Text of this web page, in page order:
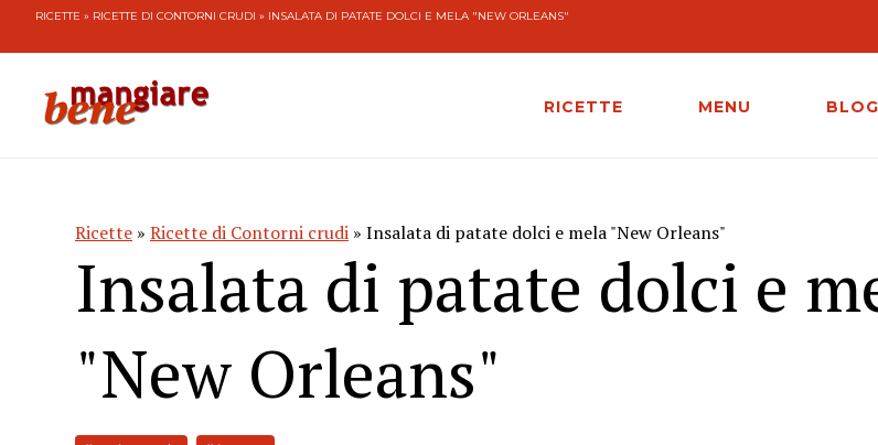
RICETTE » RICETTE DI CONTORNI CRUDI » INSALATA DI PATATE DOLCI E MELA "NEW ORLEANS"
RICETTE MENU BLOG
Ricette » Ricette di Contorni crudi » Insalata di patate dolci e mela "New Orleans"
Insalata di patate dolci e
"New Orleans"